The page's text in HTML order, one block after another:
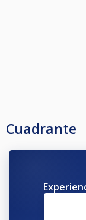
Cuadrante